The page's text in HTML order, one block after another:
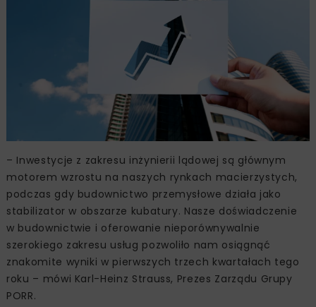
– Inwestycje z zakresu inżynierii lądowej są głównym
motorem wzrostu na naszych rynkach macierzystych,
podczas gdy budownictwo przemysłowe działa jako
stabilizator w obszarze kubatury. Nasze doświadczenie
w budownictwie i oferowanie nieporównywalnie
szerokiego zakresu usług pozwoliło nam osiągnąć
znakomite wyniki w pierwszych trzech kwartałach tego
roku – mówi Karl-Heinz Strauss, Prezes Zarządu Grupy
PORR.